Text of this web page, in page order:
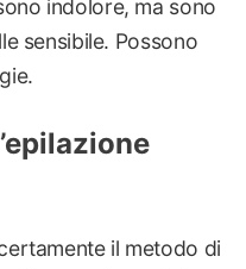
indolore, ma sono
sensibile. Possono
il metodo di